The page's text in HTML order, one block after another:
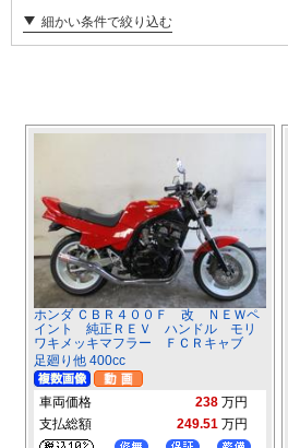
細かい条件で絞り込む
ホンダ ＣＢＲ４００Ｆ 改 ＮＥＷペ
イント 純正ＲＥＶ ハンドル モリ
ワキメッキマフラー ＦＣＲキャブ
足廻り他 400cc
車両価格 238 万円
支払総額
249.51 万円